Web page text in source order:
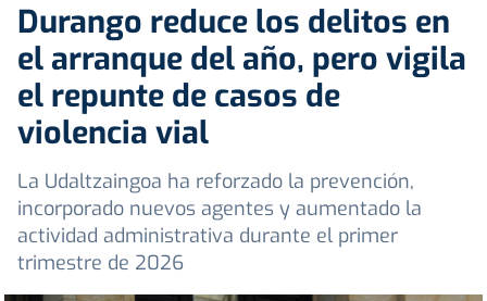
Durango reduce los delitos en
el arranque del año, pero vigila
el repunte de casos de
violencia vial
La Udaltzaingoa ha reforzado la prevención,
incorporado nuevos agentes y aumentado la
actividad administrativa durante el primer
trimestre de 2026